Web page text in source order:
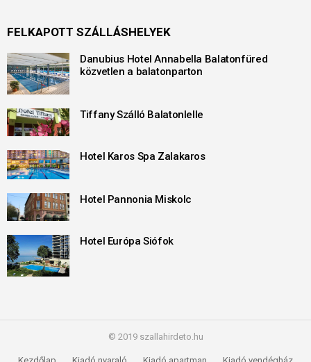
FELKAPOTT SZÁLLÁSHELYEK
Danubius Hotel Annabella Balatonfüred
közvetlen a balatonparton
Tiffany Szálló Balatonlelle
Hotel Karos Spa Zalakaros
Hotel Pannonia Miskolc
Hotel Európa Siófok
© 2019 szallahirdeto.hu